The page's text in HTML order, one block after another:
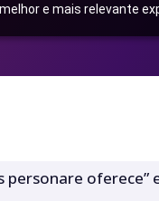
e mais relevante
personare